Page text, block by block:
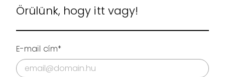
Örülünk, hogy itt vagy!
E-mail cím*